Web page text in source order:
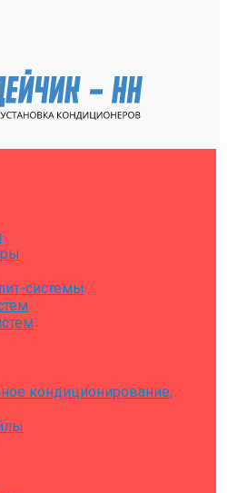
системы
кондиционирование,